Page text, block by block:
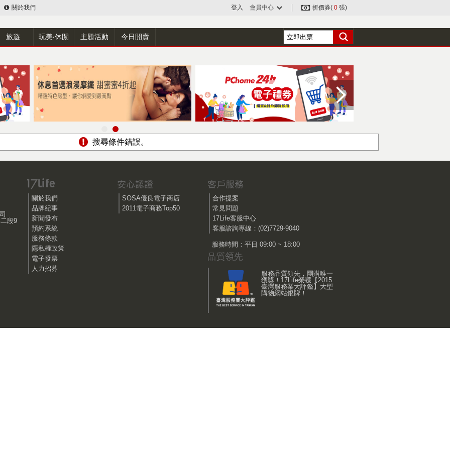
關於我們 登入 會員中心 折價券( 0 張)
旅遊 玩美‧休閒 主題活動 今日開賣
搜尋條件錯誤。
段9
關於我們
品牌紀事
新聞發布
預約系統
服務條款
隱私權政策
電子發票
人力招募
SOSA優良電子商店
2011電子商務Top50
合作提案
常見問題
17Life客服中心
客服諮詢專線：(02)7729-9040
服務時間：平日 09:00 ~ 18:00
服務品質領先，團購唯一
獲獎！17Life榮獲【2015
臺灣服務業大評鑑】大型
購物網站銀牌！